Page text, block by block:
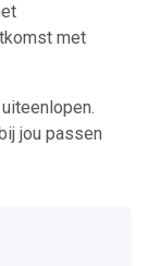
met
jou passen